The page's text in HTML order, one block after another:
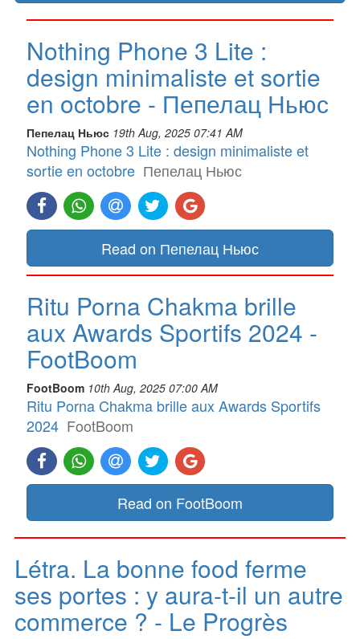
Nothing Phone 3 Lite :
design minimaliste et sortie
en octobre - Пепелац Ньюс
Пепелац Ньюс 19th Aug, 2025 07:41 AM
Nothing Phone 3 Lite : design minimaliste et
sortie en octobre Пепелац Ньюс
Read on Пепелац Ньюс
Ritu Porna Chakma brille
aux Awards Sportifs 2024 -
FootBoom
FootBoom 10th Aug, 2025 07:00 AM
Ritu Porna Chakma brille aux Awards Sportifs
2024 FootBoom
Read on FootBoom
Létra. La bonne food ferme
ses portes : y aura-t-il un autre
commerce ? - Le Progrès